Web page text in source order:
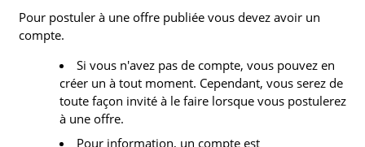
Pour postuler à une offre publiée vous devez avoir un
compte.
Si vous n'avez pas de compte, vous pouvez en
créer un à tout moment. Cependant, vous serez de
toute façon invité à le faire lorsque vous postulerez
à une offre.
Pour information, un compte est